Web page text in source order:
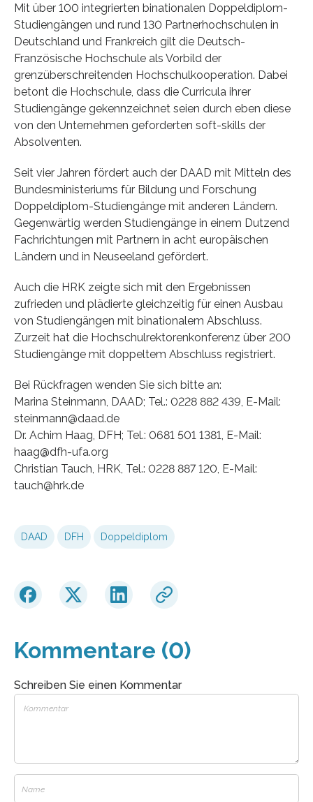
Mit über 100 integrierten binationalen Doppeldiplom-
Studiengängen und rund 130 Partnerhochschulen in
Deutschland und Frankreich gilt die Deutsch-
Französische Hochschule als Vorbild der
grenzüberschreitenden Hochschulkooperation. Dabei
betont die Hochschule, dass die Curricula ihrer
Studiengänge gekennzeichnet seien durch eben diese
von den Unternehmen geforderten soft-skills der
Absolventen.
Seit vier Jahren fördert auch der DAAD mit Mitteln des
Bundesministeriums für Bildung und Forschung
Doppeldiplom-Studiengänge mit anderen Ländern.
Gegenwärtig werden Studiengänge in einem Dutzend
Fachrichtungen mit Partnern in acht europäischen
Ländern und in Neuseeland gefördert.
Auch die HRK zeigte sich mit den Ergebnissen
zufrieden und plädierte gleichzeitig für einen Ausbau
von Studiengängen mit binationalem Abschluss.
Zurzeit hat die Hochschulrektorenkonferenz über 200
Studiengänge mit doppeltem Abschluss registriert.
Bei Rückfragen wenden Sie sich bitte an:
Marina Steinmann, DAAD; Tel.: 0228 882 439, E-Mail:
steinmann@daad.de
Dr. Achim Haag, DFH; Tel.: 0681 501 1381, E-Mail:
haag@dfh-ufa.org
Christian Tauch, HRK, Tel.: 0228 887 120, E-Mail:
tauch@hrk.de
DAAD DFH Doppeldiplom
Kommentare (0)
Schreiben Sie einen Kommentar